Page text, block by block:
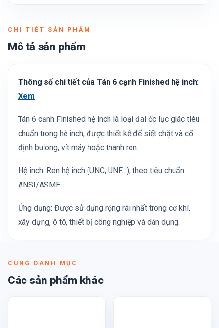
CHI TIẾT SẢN PHẨM
Mô tả sản phẩm
Thông số chi tiết của Tán 6 cạnh Finished hệ inch:
Xem
Tán 6 cạnh Finished hệ inch là loại đai ốc lục giác tiêu
chuẩn trong hệ inch, được thiết kế để siết chặt và cố
định bulong, vít máy hoặc thanh ren.
Hệ inch: Ren hệ inch (UNC, UNF…), theo tiêu chuẩn
ANSI/ASME.
Ứng dụng: Được sử dụng rộng rãi nhất trong cơ khí,
xây dựng, ô tô, thiết bị công nghiệp và dân dụng.
CÙNG DANH MỤC
Các sản phẩm khác